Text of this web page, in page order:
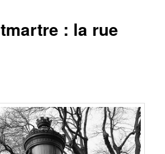
: la rue